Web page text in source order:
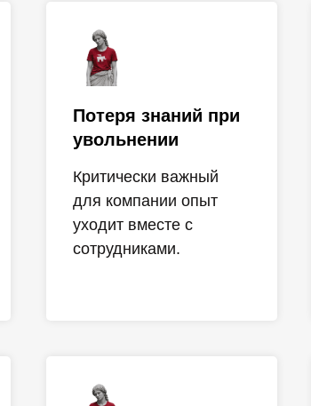
Потеря знаний при
увольнении
Критически важный
для компании опыт
уходит вместе с
сотрудниками.